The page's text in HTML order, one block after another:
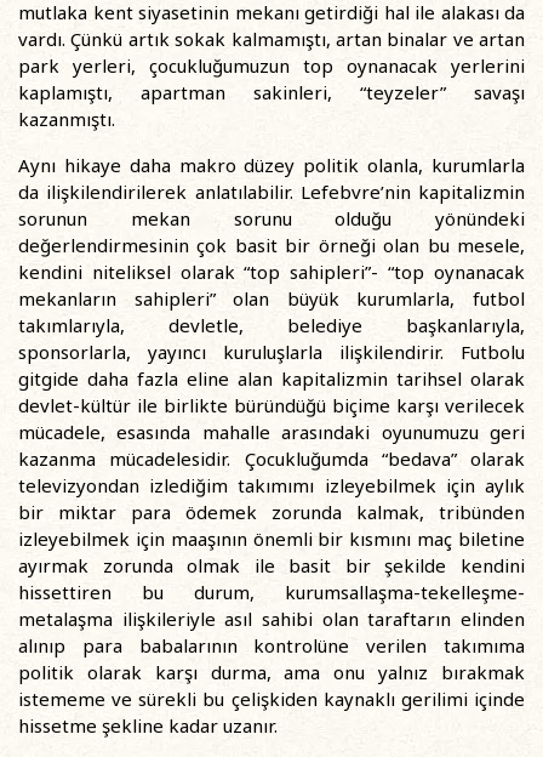
mutlaka kent siyasetinin mekanı getirdiği hal ile alakası da
vardı. Çünkü artık sokak kalmamıştı, artan binalar ve artan
park yerleri, çocukluğumuzun top oynanacak yerlerini
kaplamıştı, apartman sakinleri, “teyzeler” savaşı
kazanmıştı.
Aynı hikaye daha makro düzey politik olanla, kurumlarla
da ilişkilendirilerek anlatılabilir. Lefebvre’nin kapitalizmin
sorunun mekan sorunu olduğu yönündeki
değerlendirmesinin çok basit bir örneği olan bu mesele,
kendini niteliksel olarak “top sahipleri”- “top oynanacak
mekanların sahipleri” olan büyük kurumlarla, futbol
takımlarıyla, devletle, belediye başkanlarıyla,
sponsorlarla, yayıncı kuruluşlarla ilişkilendirir. Futbolu
gitgide daha fazla eline alan kapitalizmin tarihsel olarak
devlet-kültür ile birlikte büründüğü biçime karşı verilecek
mücadele, esasında mahalle arasındaki oyunumuzu geri
kazanma mücadelesidir. Çocukluğumda “bedava” olarak
televizyondan izlediğim takımımı izleyebilmek için aylık
bir miktar para ödemek zorunda kalmak, tribünden
izleyebilmek için maaşının önemli bir kısmını maç biletine
ayırmak zorunda olmak ile basit bir şekilde kendini
hissettiren bu durum, kurumsallaşma-tekelleşme-
metalaşma ilişkileriyle asıl sahibi olan taraftarın elinden
alınıp para babalarının kontrolüne verilen takımıma
politik olarak karşı durma, ama onu yalnız bırakmak
istememe ve sürekli bu çelişkiden kaynaklı gerilimi içinde
hissetme şekline kadar uzanır.